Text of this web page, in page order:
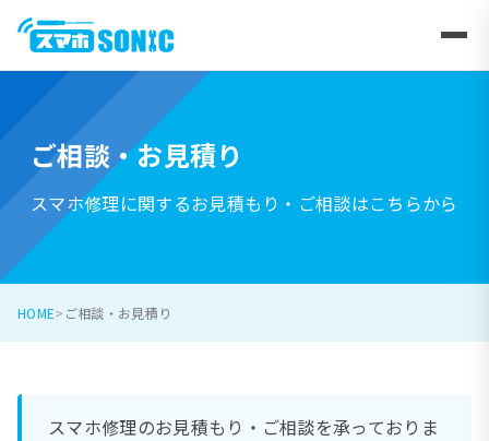
ご相談・お見積り
スマホ修理に関するお見積もり・ご相談はこちらから
HOME ご相談・お見積り
スマホ修理のお見積もり・ご相談を承っておりま